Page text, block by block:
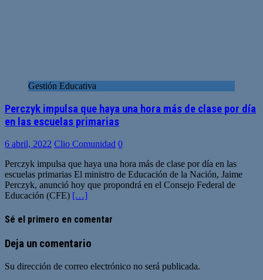
Gestión Educativa
Perczyk impulsa que haya una hora más de clase por día
en las escuelas primarias
6 abril, 2022 Clio Comunidad 0
Perczyk impulsa que haya una hora más de clase por día en las
escuelas primarias El ministro de Educación de la Nación, Jaime
Perczyk, anunció hoy que propondrá en el Consejo Federal de
Educación (CFE) […]
Sé el primero en comentar
Deja un comentario
Su dirección de correo electrónico no será publicada.